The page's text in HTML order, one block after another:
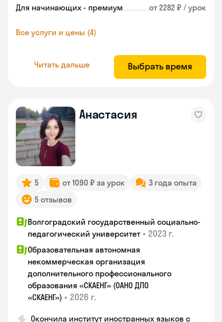
Для начинающих - премиум от 2282 ₽ / урок
Все услуги и цены (4)
Читать дальше Выбрать время
Анастасия
5 от 1090 ₽ за урок
3 года опыта
5 отзывов
Волгоградский государственный социально-
педагогический университет • 2023 г.
Образовательная автономная
некоммерческая организация
дополнительного профессионального
образования «СКАЕНГ» (ОАНО ДПО
«СКАЕНГ») • 2026 г.
Окончила институт иностранных языков с